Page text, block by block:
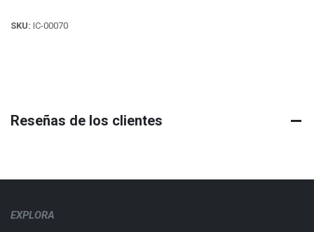
SKU: IC-00070
Reseñas de los clientes
EXPLORA